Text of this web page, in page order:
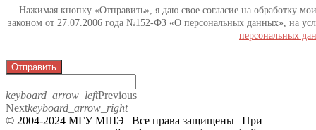
Нажимая кнопку «Отправить», я даю свое согласие на обработку
законом от 27.07.2006 года №152-ФЗ «О персональных данных», на
персональных
Отправить
keyboard_arrow_leftPrevious
Nextkeyboard_arrow_right
© 2004-2024 МГУ МШЭ | Все права защищены | При